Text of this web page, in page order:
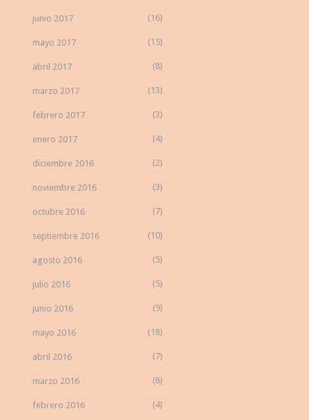
junio 2017 (16)
mayo 2017 (15)
abril 2017 (8)
marzo 2017 (13)
febrero 2017 (3)
enero 2017 (4)
diciembre 2016 (2)
noviembre 2016 (3)
octubre 2016 (7)
septiembre 2016 (10)
agosto 2016 (5)
julio 2016 (5)
junio 2016 (9)
mayo 2016 (18)
abril 2016 (7)
marzo 2016 (8)
febrero 2016 (4)